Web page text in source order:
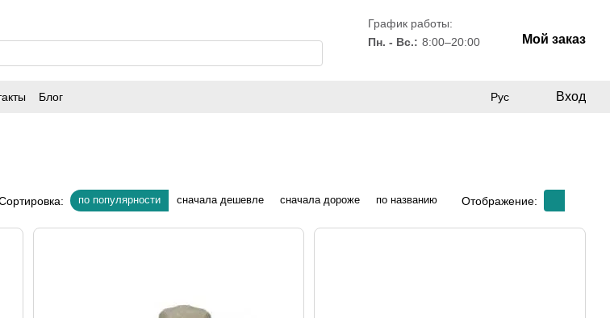
График работы:
Пн. - Вс.: 8:00–20:00 Мой заказ
Блог Рус Вход
по популярности сначала дешевле сначала дороже по названию Отображение: